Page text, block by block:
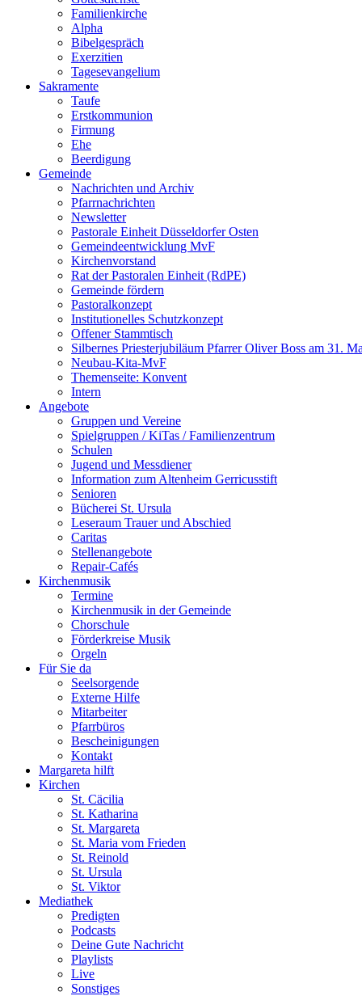
Familienkirche
Alpha
Bibelgespräch
Exerzitien
Tagesevangelium
Sakramente
Taufe
Erstkommunion
Firmung
Ehe
Beerdigung
Gemeinde
Nachrichten und Archiv
Pfarrnachrichten
Newsletter
Pastorale Einheit Düsseldorfer Osten
Gemeindeentwicklung MvF
Kirchenvorstand
Rat der Pastoralen Einheit (RdPE)
Gemeinde fördern
Pastoralkonzept
Institutionelles Schutzkonzept
Offener Stammtisch
Silbernes Priesterjubiläum Pfarrer Oliver Boss am 31.
Neubau-Kita-MvF
Themenseite: Konvent
Intern
Angebote
Gruppen und Vereine
Spielgruppen / KiTas / Familienzentrum
Schulen
Jugend und Messdiener
Information zum Altenheim Gerricusstift
Senioren
Bücherei St. Ursula
Leseraum Trauer und Abschied
Caritas
Stellenangebote
Repair-Cafés
Kirchenmusik
Termine
Kirchenmusik in der Gemeinde
Chorschule
Förderkreise Musik
Orgeln
Für Sie da
Seelsorgende
Externe Hilfe
Mitarbeiter
Pfarrbüros
Bescheinigungen
Kontakt
Margareta hilft
Kirchen
St. Cäcilia
St. Katharina
St. Margareta
St. Maria vom Frieden
St. Reinold
St. Ursula
St. Viktor
Mediathek
Predigten
Podcasts
Deine Gute Nachricht
Playlists
Live
Sonstiges